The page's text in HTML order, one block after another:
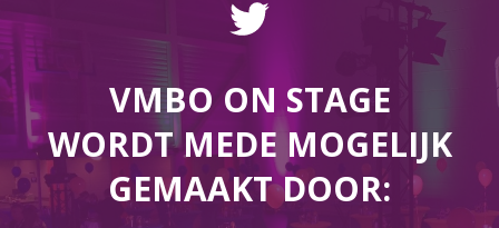
VMBO ON STAGE
WORDT MEDE MOGELIJK
GEMAAKT DOOR: